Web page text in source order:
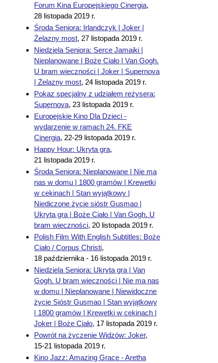
Forum Kina Europejskiego Cinergia,
28 listopada 2019 r.
Środa Seniora: Irlandczyk | Joker |
Żelazny most, 27 listopada 2019 r.
Niedziela Seniora: Serce Jamajki |
Nieplanowane | Boże Ciało | Van Gogh.
U bram wieczności | Joker | Supernova
| Żelazny most, 24 listopada 2019 r.
Pokaz specjalny z udziałem reżysera:
Supernova, 23 listopada 2019 r.
Europejskie Kino Dla Dzieci -
wydarzenie w ramach 24. FKE
Cinergia, 22-29 listopada 2019 r.
Happy Hour: Ukryta gra,
21 listopada 2019 r.
Środa Seniora: Nieplanowane | Nie ma
nas w domu | 1800 gramów | Krewetki
w cekinach | Stan wyjątkowy |
Niediczone życie sióstr Gusmao |
Ukryta gra | Boże Ciało | Van Gogh. U
bram wieczności, 20 listopada 2019 r.
Polish Film With English Subtitles: Boże
Ciało / Corpus Christi,
18 października - 16 listopada 2019 r.
Niedziela Seniora: Ukryta gra | Van
Gogh. U bram wieczności | Nie ma nas
w domu | Nieplanowane | Niewidoczne
życie Sióstr Gusmao | Stan wyjątkowy
| 1800 gramów | Krewetki w cekinach |
Joker | Boże Ciało, 17 listopada 2019 r.
Powrót na życzenie Widzów: Joker,
15-21 listopada 2019 r.
Kino Jazz: Amazing Grace - Aretha